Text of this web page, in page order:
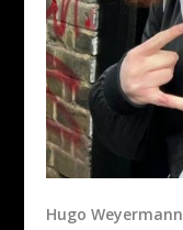
Hugo Weyermann